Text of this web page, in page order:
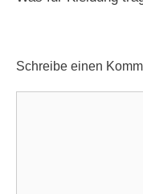
Schreibe einen